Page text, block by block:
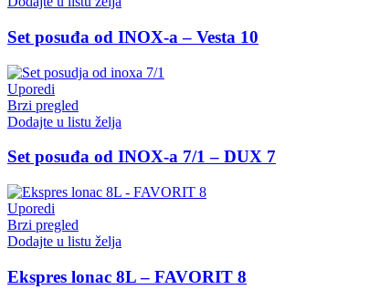
Set posuđa od INOX-a – Vesta 10
Uporedi
Brzi pregled
Dodajte u listu želja
Set posuđa od INOX-a 7/1 – DUX 7
Uporedi
Brzi pregled
Dodajte u listu želja
Ekspres lonac 8L – FAVORIT 8